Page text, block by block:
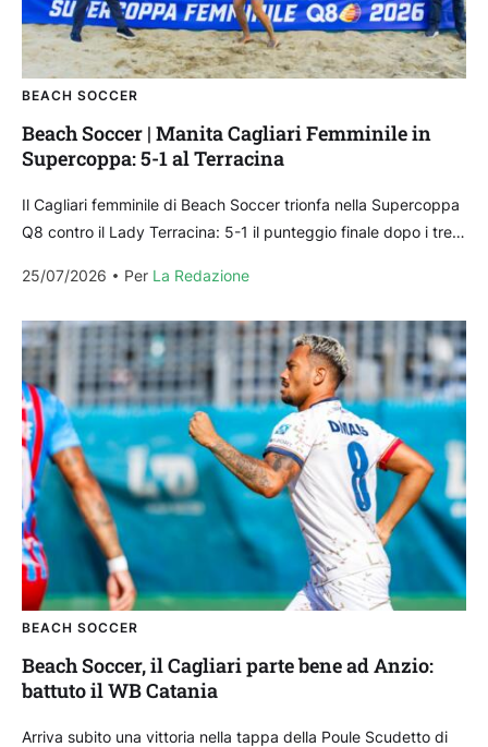
BEACH SOCCER
Beach Soccer | Manita Cagliari Femminile in
Supercoppa: 5-1 al Terracina
Il Cagliari femminile di Beach Soccer trionfa nella Supercoppa
Q8 contro il Lady Terracina: 5-1 il punteggio finale dopo i tre
25/07/2026
Per La Redazione
BEACH SOCCER
Beach Soccer, il Cagliari parte bene ad Anzio:
battuto il WB Catania
Arriva subito una vittoria nella tappa della Poule Scudetto di